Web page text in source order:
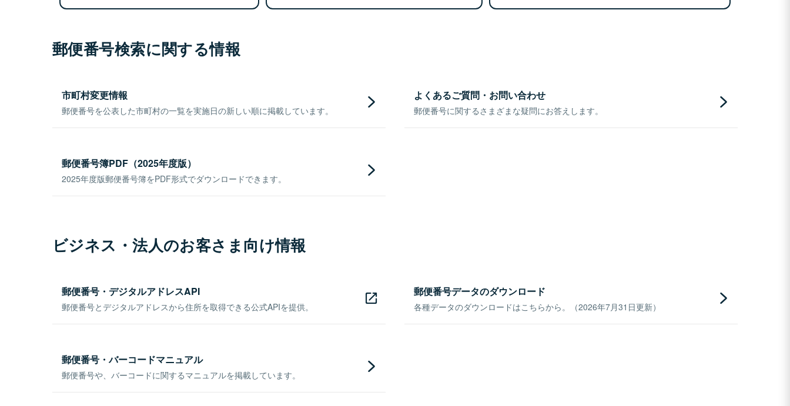
郵便番号検索に関する情報
市町村変更情報
郵便番号を公表した市町村の一覧を実施日の新しい順に掲載しています。
よくあるご質問・お問い合わせ
郵便番号に関するさまざまな疑問にお答えします。
郵便番号簿PDF（2025年度版）
2025年度版郵便番号簿をPDF形式でダウンロードできます。
ビジネス・法人のお客さま向け情報
郵便番号・デジタルアドレスAPI
郵便番号とデジタルアドレスから住所を取得できる公式APIを提供。
郵便番号データのダウンロード
各種データのダウンロードはこちらから。（2026年7月31日更新）
郵便番号・バーコードマニュアル
郵便番号や、バーコードに関するマニュアルを掲載しています。